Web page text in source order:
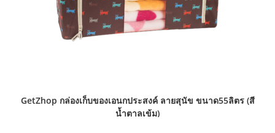
GetZhop กล่องเก็บของเอนกประสงค์ ลายสุนัข ขนาด55ลิตร (สี
น้ำตาลเข้ม)